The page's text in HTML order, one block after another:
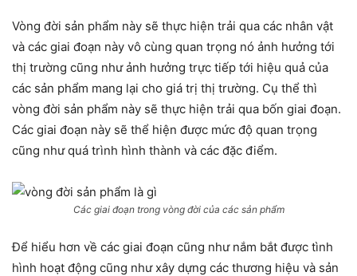
Vòng đời sản phẩm này sẽ thực hiện trải qua các nhân vật
và các giai đoạn này vô cùng quan trọng nó ảnh hưởng tới
thị trường cũng như ảnh hưởng trực tiếp tới hiệu quả của
các sản phẩm mang lại cho giá trị thị trường. Cụ thể thì
vòng đời sản phẩm này sẽ thực hiện trải qua bốn giai đoạn.
Các giai đoạn này sẽ thể hiện được mức độ quan trọng
cũng như quá trình hình thành và các đặc điểm.
Các giai đoạn trong vòng đời của các sản phẩm
Để hiểu hơn về các giai đoạn cũng như nắm bắt được tình
hình hoạt động cũng như xây dựng các thương hiệu và sản